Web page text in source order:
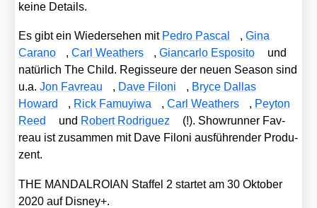
kei­ne Details.
Es gibt ein Wie­der­se­hen mit Pedro Pas­cal ,Gina
Cara­no
,Carl Wea­thers ,Gian­car­lo Espo­si­to
und
natür­lich The Child. Regis­seu­re der neu­en Sea­son sind
u.a.Jon Fav­reau , Dave Filoni , Bryce Dal­las
Howard
, Rick Famuy­iwa ,Carl Wea­thers , Pey­ton
Reed
und Robert Rodri­guez
(!). Show­run­ner Fav­
reau ist zusam­men mit Dave Filoni aus­füh­ren­der Pro­du­
zent.
THE MANDALROIAN Staf­fel 2 star­tet am 30 Okto­ber
2020 auf Dis­ney+.